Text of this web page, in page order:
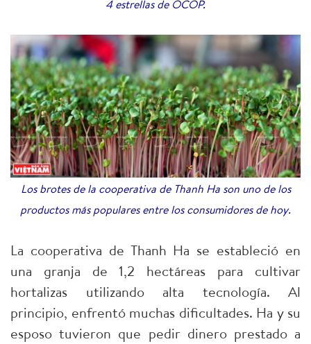
4 estrellas de OCOP.
Los brotes de la cooperativa de Thanh Ha son uno de los
productos más populares entre los consumidores de hoy.
La cooperativa de Thanh Ha se estableció en
una granja de 1,2 hectáreas para cultivar
hortalizas utilizando alta tecnología. Al
principio, enfrentó muchas dificultades. Ha y su
esposo tuvieron que pedir dinero prestado a